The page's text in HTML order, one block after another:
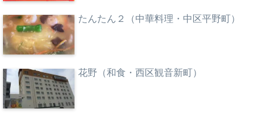
たんたん２（中華料理・中区平野町）
花野（和食・西区観音新町）